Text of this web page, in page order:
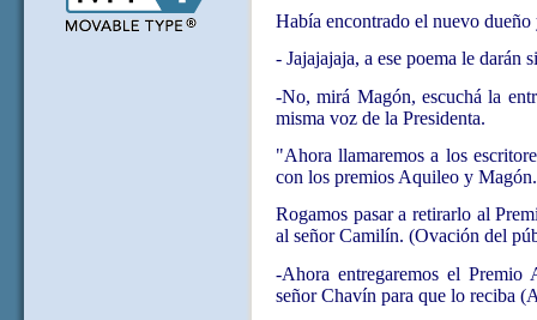
Había encontrado el nuevo
- Jajajajaja, a ese poema le darán
-No, mirá Magón, escuchá la
misma voz de la Presidenta.
"Ahora llamaremos a los
con los premios Aquileo y
Rogamos pasar a retirarlo al
al señor Camilín. (Ovación del
-Ahora entregaremos el Premio
señor Chavín para que lo reciba